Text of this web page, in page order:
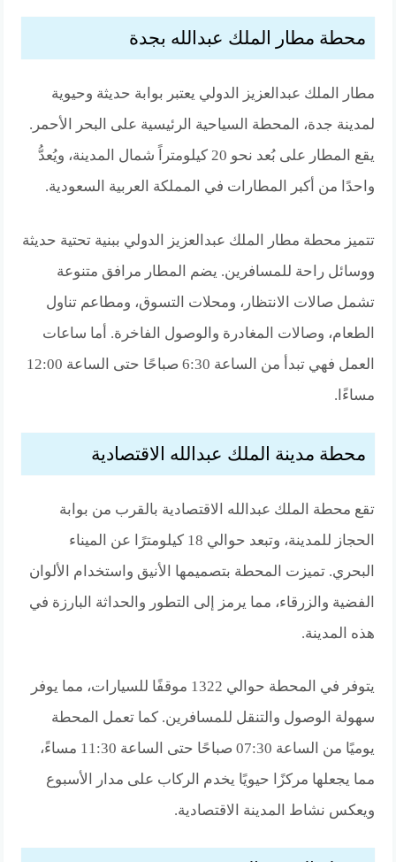
محطة مطار الملك عبدالله بجدة
مطار الملك عبدالعزيز الدولي يعتبر بوابة حديثة وحيوية
لمدينة جدة، المحطة السياحية الرئيسية على البحر الأحمر.
يقع المطار على بُعد نحو 20 كيلومتراً شمال المدينة، ويُعدُّ
واحدًا من أكبر المطارات في المملكة العربية السعودية.
تتميز محطة مطار الملك عبدالعزيز الدولي ببنية تحتية حديثة
ووسائل راحة للمسافرين. يضم المطار مرافق متنوعة
تشمل صالات الانتظار، ومحلات التسوق، ومطاعم تناول
الطعام، وصالات المغادرة والوصول الفاخرة. أما ساعات
العمل فهي تبدأ من الساعة 6:30 صباحًا حتى الساعة 12:00
مساءًا.
محطة مدينة الملك عبدالله الاقتصادية
تقع محطة الملك عبدالله الاقتصادية بالقرب من بوابة
الحجاز للمدينة، وتبعد حوالي 18 كيلومترًا عن الميناء
البحري. تميزت المحطة بتصميمها الأنيق واستخدام الألوان
الفضية والزرقاء، مما يرمز إلى التطور والحداثة البارزة في
هذه المدينة.
يتوفر في المحطة حوالي 1322 موقفًا للسيارات، مما يوفر
سهولة الوصول والتنقل للمسافرين. كما تعمل المحطة
يوميًا من الساعة 07:30 صباحًا حتى الساعة 11:30 مساءً،
مما يجعلها مركزًا حيويًا يخدم الركاب على مدار الأسبوع
ويعكس نشاط المدينة الاقتصادية.